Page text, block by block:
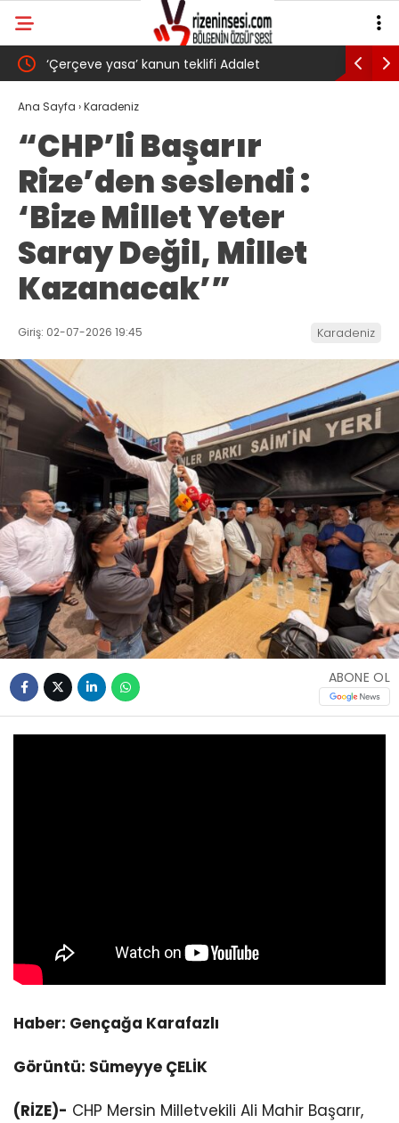
‘Çerçeve yasa’ kanun teklifi Adalet
Komisyonu’ndan geçti
AKP’li
Ana Sayfa ›Karadeniz
“CHP’li Başarır
Rize’den seslendi :
‘Bize Millet Yeter
Saray Değil, Millet
Kazanacak’”
Giriş: 02-07-2026 19:45 Karadeniz
ABONE OL
Haber: Gençağa Karafazlı
Görüntü: Sümeyye ÇELİK
(RİZE)- CHP Mersin Milletvekili Ali Mahir Başarır,